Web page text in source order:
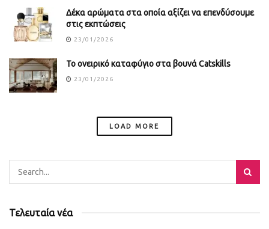
Δέκα αρώματα στα οποία αξίζει να επενδύσουμε
στις εκπτώσεις
23/01/2026
Το ονειρικό καταφύγιο στα βουνά Catskills
23/01/2026
LOAD MORE
Τελευταία νέα